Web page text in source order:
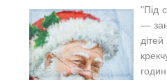
"Під
—
дітей